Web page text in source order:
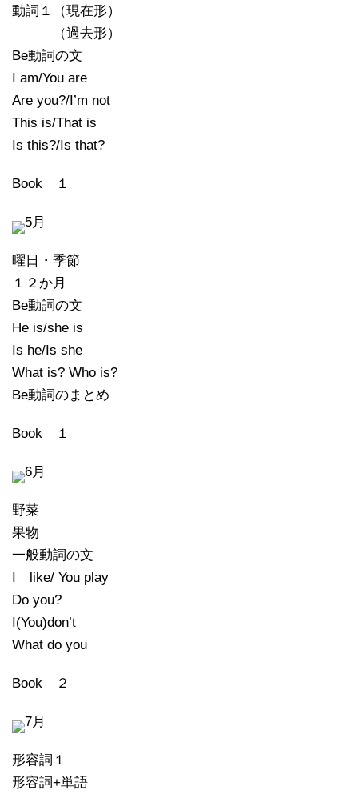
動詞１（現在形）
（過去形）
Be動詞の文
I am/You are
Are you?/I’m not
This is/That is
Is this?/Is that?
Book １
5月
曜日・季節
１２か月
Be動詞の文
He is/she is
Is he/Is she
What is? Who is?
Be動詞のまとめ
Book １
6月
野菜
果物
一般動詞の文
I like/ You play
Do you?
I(You)don’t
What do you
Book ２
7月
形容詞１
形容詞+単語